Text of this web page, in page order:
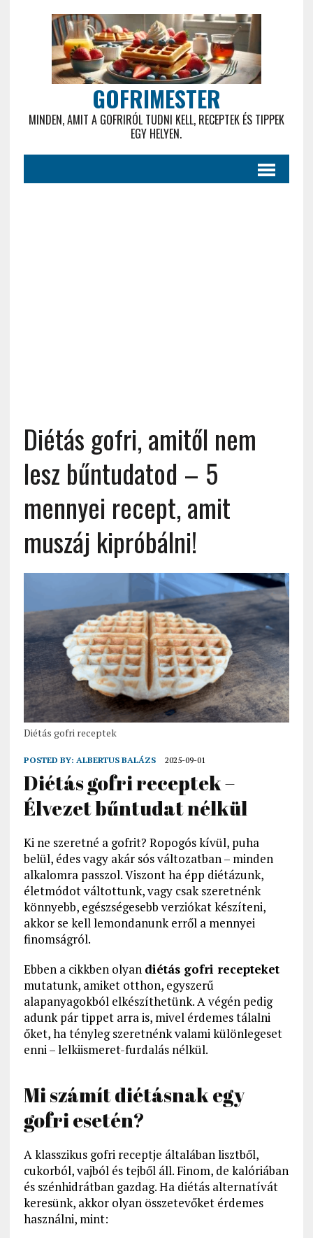
GOFRIMESTER
MINDEN, AMIT A GOFRIRÓL TUDNI KELL, RECEPTEK ÉS TIPPEK
EGY HELYEN.
Diétás gofri, amitől nem
lesz bűntudatod – 5
mennyei recept, amit
muszáj kipróbálni!
Diétás gofri receptek
POSTED BY: ALBERTUS BALÁZS 2025-09-01
Diétás gofri receptek –
Élvezet bűntudat nélkül
Ki ne szeretné a gofrit? Ropogós kívül, puha
belül, édes vagy akár sós változatban – minden
alkalomra passzol. Viszont ha épp diétázunk,
életmódot váltottunk, vagy csak szeretnénk
könnyebb, egészségesebb verziókat készíteni,
akkor se kell lemondanunk erről a mennyei
finomságról.
Ebben a cikkben olyan diétás gofri recepteket
mutatunk, amiket otthon, egyszerű
alapanyagokból elkészíthetünk. A végén pedig
adunk pár tippet arra is, mivel érdemes tálalni
őket, ha tényleg szeretnénk valami különlegeset
enni – lelkiismeret-furdalás nélkül.
Mi számít diétásnak egy
gofri esetén?
A klasszikus gofri receptje általában lisztből,
cukorból, vajból és tejből áll. Finom, de kalóriában
és szénhidrátban gazdag. Ha diétás alternatívát
keresünk, akkor olyan összetevőket érdemes
használni, mint: